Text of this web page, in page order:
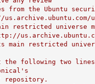
from the Ubuntu
restricted universe
main restricted
the following two
repository.